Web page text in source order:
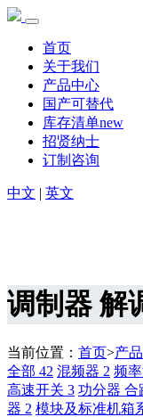
首页
关于我们
产品中心
国产可替代
库存清单new
招贤纳士
订制咨询
中文 | 英文
调制器 解
当前位置： 首页>产
全部 42 混频器 2 频
高速开关 3 功分器 合
器 2 模块及标准机箱